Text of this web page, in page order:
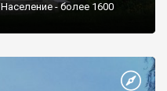
- более 1600